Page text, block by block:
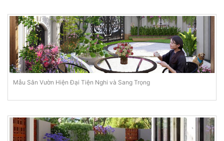
Mẫu Sân Vườn Hiện Đại Tiện Nghi và Sang Trọng